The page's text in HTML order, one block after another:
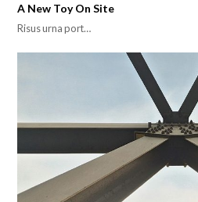
A New Toy On Site
Risus urna port…